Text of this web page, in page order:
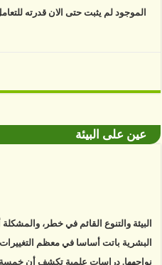
الموجود لم يثبت حتى الان قدرته
عين على البيئة
البيئة والتنوع القائم في خطر، والمشكلة
البشرية باتت أساسا في معظم التغييرات
نواجهها. دراسات علمية تكشف أن